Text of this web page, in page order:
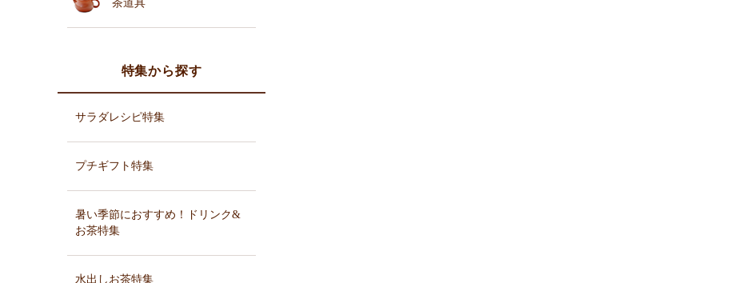
茶道具
特集から探す
サラダレシピ特集
プチギフト特集
暑い季節におすすめ！ドリンク&
お茶特集
水出しお茶特集